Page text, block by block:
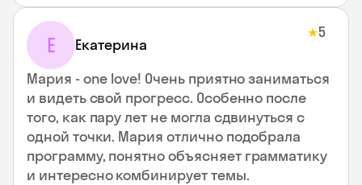
Е Екатерина
★5
Мария - one love! Очень приятно заниматься
и видеть свой прогресс. Особенно после
того, как пару лет не могла сдвинуться с
одной точки. Мария отлично подобрала
программу, понятно объясняет грамматику
и интересно комбинирует темы.